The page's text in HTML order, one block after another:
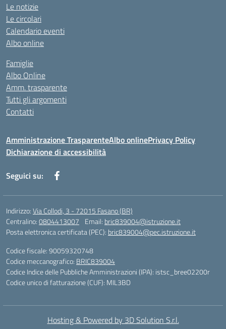
Le notizie
Le circolari
Calendario eventi
Albo online
Famiglie
Albo Online
Amm. trasparente
Tutti gli argomenti
Contatti
Amministrazione TrasparenteAlbo onlinePrivacy Policy
Dichiarazione di accessibilità
Seguici su:
Indirizzo:Via Collodi, 3 - 72015 Fasano (BR)
Centralino:0804413007 Email: bric839004@istruzione.it
Posta elettronica certificata (PEC): bric839004@pec.istruzione.it
Codice fiscale: 90059320748
Codice meccanografico: BRIC839004
Codice Indice delle Pubbliche Amministrazioni (IPA): istsc_bree02200r
Codice unico di fatturazione (CUF): MIL3BD
Hosting & Powered by 3D Solution S.r.l.